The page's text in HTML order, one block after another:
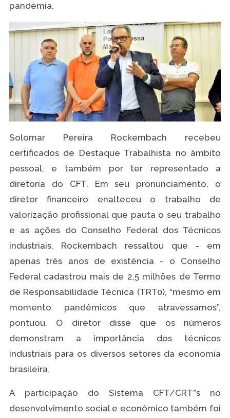
pandemia.
Solomar Pereira Rockembach recebeu
certificados de Destaque Trabalhista no âmbito
pessoal, e também por ter representado a
diretoria do CFT. Em seu pronunciamento, o
diretor financeiro enalteceu o trabalho de
valorização profissional que pauta o seu trabalho
e as ações do Conselho Federal dos Técnicos
industriais. Rockembach ressaltou que - em
apenas três anos de existência - o Conselho
Federal cadastrou mais de 2,5 milhões de Termo
de Responsabilidade Técnica (TRT0), “mesmo em
momento pandêmicos que atravessamos”,
pontuou. O diretor disse que os números
demonstram a importância dos técnicos
industriais para os diversos setores da economia
brasileira.
A participação do Sistema CFT/CRT”s no
desenvolvimento social e econômico também foi